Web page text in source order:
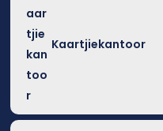
Kaartjiekantoor